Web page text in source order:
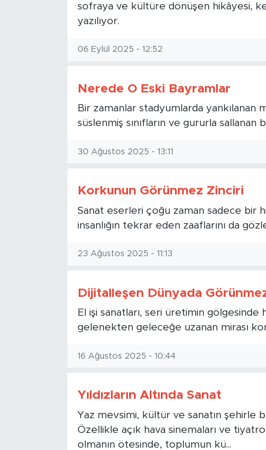
sofraya ve kültüre dönüşen hikâyesi,
yazılıyor.
06 Eylül 2025 - 12:52
Nerede O Eski Bayramlar
Bir zamanlar stadyumlarda yankılanan
süslenmiş sınıfların ve gururla
30 Ağustos 2025 - 13:11
Korkunun Görünmez Zinciri
Sanat eserleri çoğu zaman sadece bir
insanlığın tekrar eden zaaflarını da
23 Ağustos 2025 - 11:13
Dijitalleşen Dünyada
El işi sanatları, seri üretimin
gelenekten geleceğe uzanan mirası
16 Ağustos 2025 - 10:44
Yıldızların Altında Sanat
Yaz mevsimi, kültür ve sanatın şehirle
Özellikle açık hava sinemaları ve
olmanın ötesinde, toplumun kü...